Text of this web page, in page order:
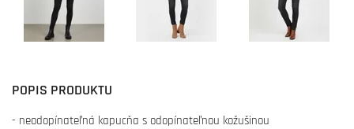
POPIS PRODUKTU
- neodopínateľná kapucňa s odopínateľnou kožušinou